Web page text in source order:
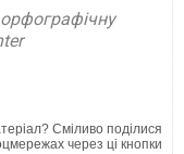
Сміливо поділися
через ці кнопки